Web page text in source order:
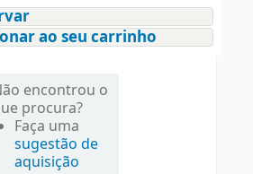
ao seu carrinho
encontrou o
procura?
Faça uma
sugestão de
aquisição